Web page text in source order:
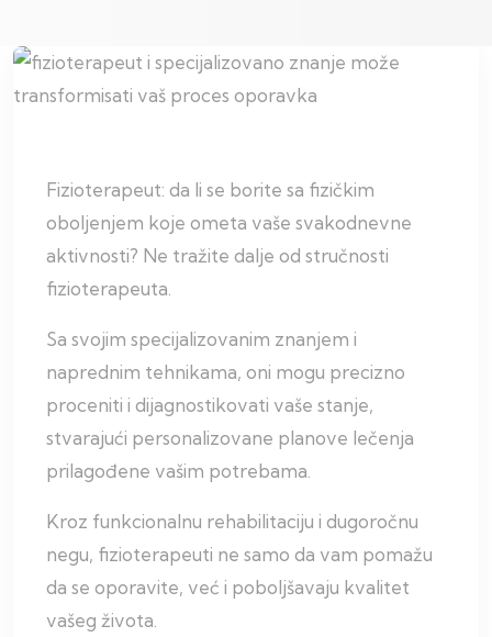
Fizioterapeut: da li se borite sa fizičkim
oboljenjem koje ometa vaše svakodnevne
aktivnosti? Ne tražite dalje od stručnosti
fizioterapeuta.
Sa svojim specijalizovanim znanjem i
naprednim tehnikama, oni mogu precizno
proceniti i dijagnostikovati vaše stanje,
stvarajući personalizovane planove lečenja
prilagođene vašim potrebama.
Kroz funkcionalnu rehabilitaciju i dugoročnu
negu, fizioterapeuti ne samo da vam pomažu
da se oporavite, već i poboljšavaju kvalitet
vašeg života.